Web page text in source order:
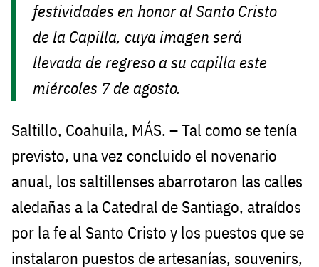
festividades en honor al Santo Cristo
de la Capilla, cuya imagen será
llevada de regreso a su capilla este
miércoles 7 de agosto.
Saltillo, Coahuila, MÁS. – Tal como se tenía
previsto, una vez concluido el novenario
anual, los saltillenses abarrotaron las calles
aledañas a la Catedral de Santiago, atraídos
por la fe al Santo Cristo y los puestos que se
instalaron puestos de artesanías, souvenirs,